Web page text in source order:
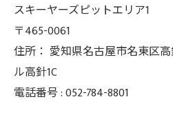
スキーヤーズピットエリア1
〒465-0061
住所： 愛知県名古屋市名東区
ル高針1C
電話番号 :052-784-8801